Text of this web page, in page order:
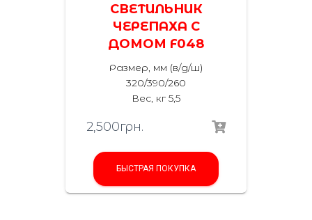
СВЕТИЛЬНИК
ЧЕРЕПАХА С
ДОМОМ F048
Размер, мм (в/д/ш)
320/390/260
Вес, кг 5,5
2,500грн.
БЫСТРАЯ ПОКУПКА